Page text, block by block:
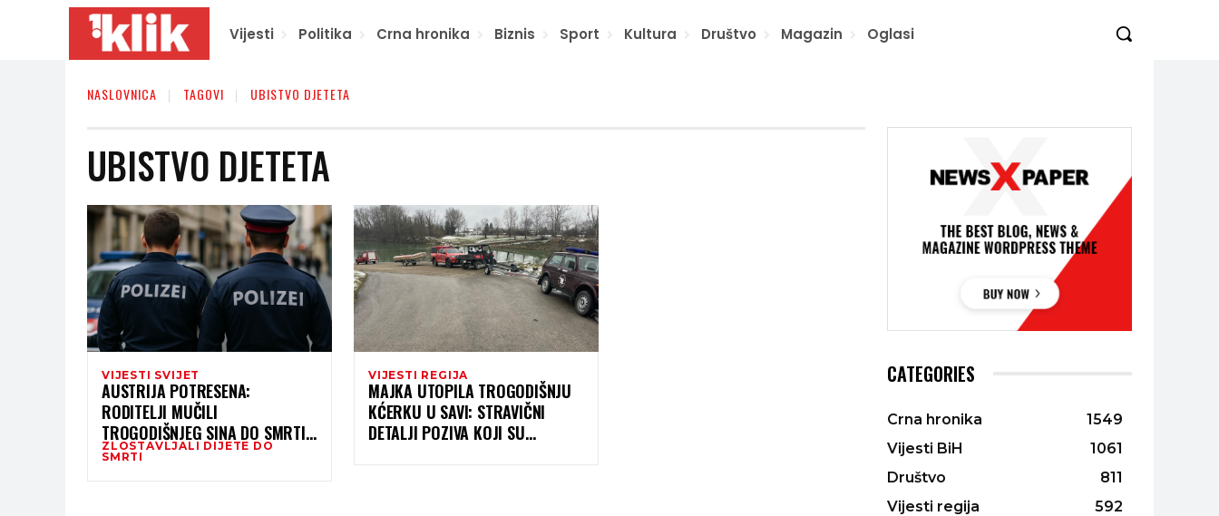
Vijesti Politika Crna hronika Biznis Sport Kultura Društvo Magazin Oglasi
NASLOVNICA TAGOVI UBISTVO DJETETA
UBISTVO DJETETA
VIJESTI SVIJET
AUSTRIJA POTRESENA:
RODITELJI MUČILI
TROGODIŠNJEG SINA DO SMRTI,
DIJETE UMRLO OD GLADI I ŽEĐI
ZLOSTAVLJALI DIJETE DO
SMRTI
VIJESTI REGIJA
MAJKA UTOPILA TROGODIŠNJU
KĆERKU U SAVI: STRAVIČNI
DETALJI POZIVA KOJI SU
CATEGORIES
Crna hronika
1549
Vijesti BiH
1061
Društvo
811
Vijesti regija
592